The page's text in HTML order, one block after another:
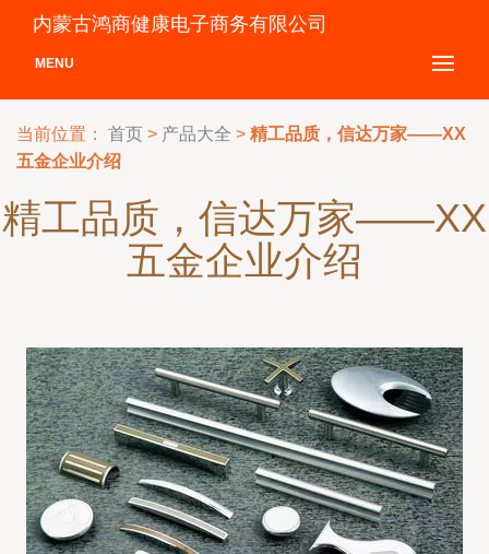
内蒙古鸿商健康电子商务有限公司
MENU
当前位置： 首页 > 产品大全 > 精工品质，信达万家——XX
五金企业介绍
精工品质，信达万家——XX
五金企业介绍